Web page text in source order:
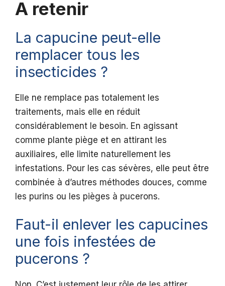
A retenir
La capucine peut-elle
remplacer tous les
insecticides ?
Elle ne remplace pas totalement les
traitements, mais elle en réduit
considérablement le besoin. En agissant
comme plante piège et en attirant les
auxiliaires, elle limite naturellement les
infestations. Pour les cas sévères, elle peut être
combinée à d’autres méthodes douces, comme
les purins ou les pièges à pucerons.
Faut-il enlever les capucines
une fois infestées de
pucerons ?